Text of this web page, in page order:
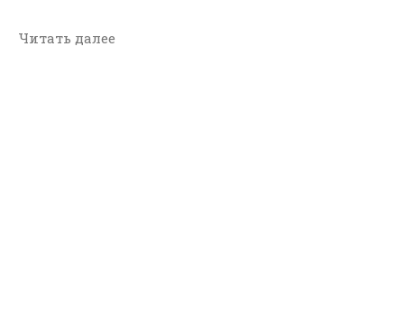
Читать далее